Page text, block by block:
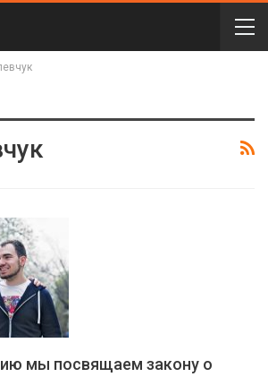
мы посвящаем закону о